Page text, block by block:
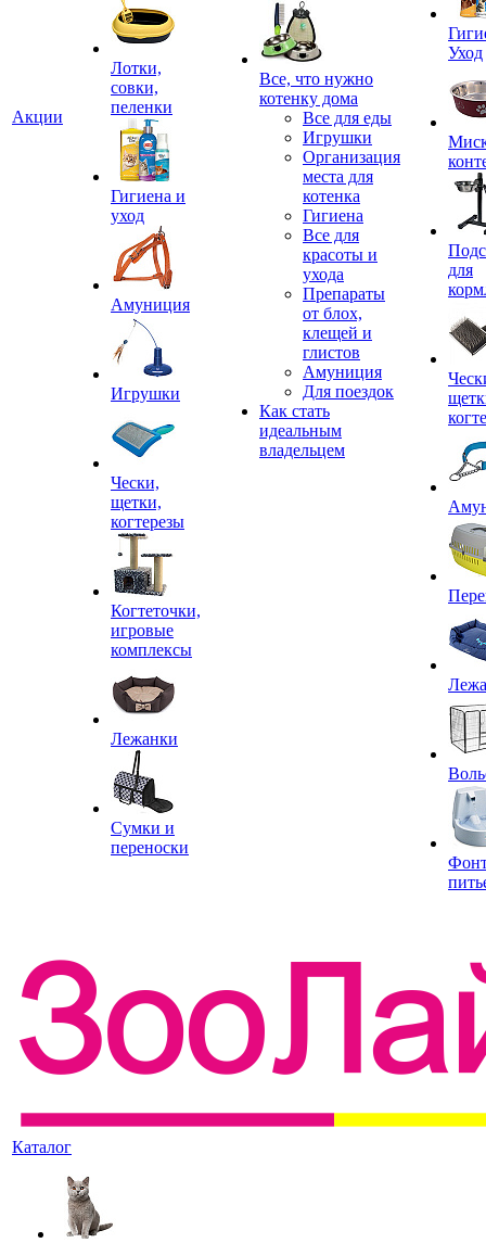
Акции
Лотки,
совки,
пеленки
Гигиена и
уход
Амуниция
Игрушки
Чески,
щетки,
когтерезы
Когтеточки,
игровые
комплексы
Лежанки
Сумки и
переноски
Все, что нужно
котенку дома
Все для еды
Игрушки
Организация
места для
котенка
Гигиена
Все для
красоты и
ухода
Препараты
от блох,
клещей и
глистов
Амуниция
Для поездок
Как стать
идеальным
владельцем
Уход
для
Каталог